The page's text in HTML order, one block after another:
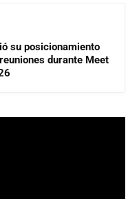
su posicionamiento
durante Meet